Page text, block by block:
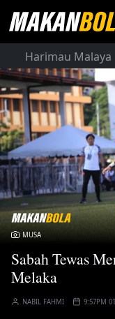
Harimau Malaya
MUSA
Sabah Tewas
Melaka
NABIL FAHMI 9:57PM